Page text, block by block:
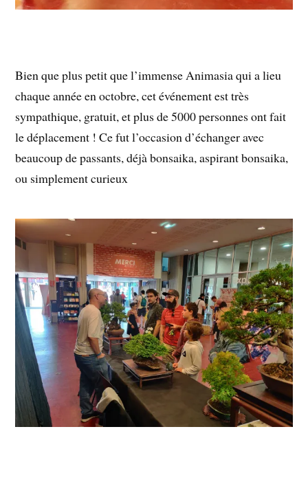
Bien que plus petit que l’immense Animasia qui a lieu
chaque année en octobre, cet événement est très
sympathique, gratuit, et plus de 5000 personnes ont fait
le déplacement ! Ce fut l’occasion d’échanger avec
beaucoup de passants, déjà bonsaika, aspirant bonsaika,
ou simplement curieux